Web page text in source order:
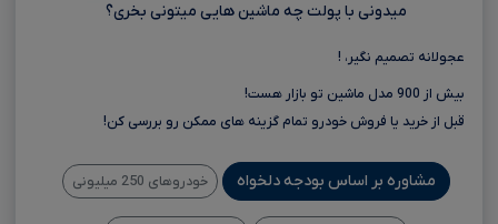
میدونی با پولت چه ماشین هایی میتونی بخری؟
عجولانه تصمیم نگیر، !
بیش از 900 مدل ماشین تو بازار هست!
قبل از خرید یا فروش خودرو تمام گزینه های ممکن رو بررسی کن!
مشاوره بر اساس بودجه دلخواه خودروهای 250 میلیونی